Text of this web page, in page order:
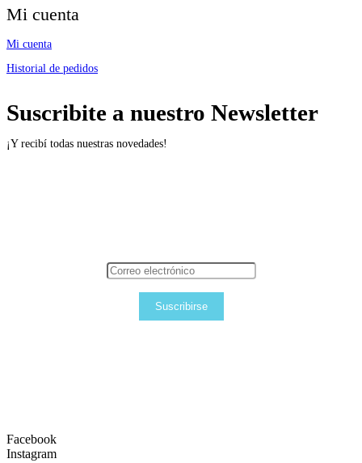
Mi cuenta
Mi cuenta
Historial de pedidos
Suscribite a nuestro Newsletter
¡Y recibí todas nuestras novedades!
Suscribirse
Facebook
Instagram